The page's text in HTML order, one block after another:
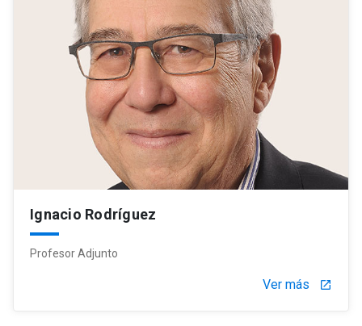
Ignacio Rodríguez
Profesor Adjunto
Ver más launch